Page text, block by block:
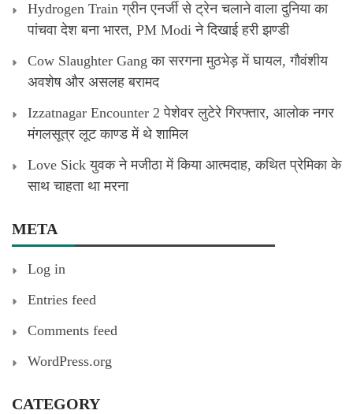
Hydrogen Train ग्रीन एनर्जी से ट्रेन चलाने वाला दुनिया का
पांचवा देश बना भारत, PM Modi ने दिखाई हरी झण्डी
Cow Slaughter Gang का सरगना मुठभेड़ में घायल, गौवंशीय
अवशेष और असलह बरामद
Izzatnagar Encounter 2 पेशेवर लुटेरे गिरफ्तार, आलोक नगर
मंगलसूत्र लूट काण्‍ड में थे शामिल
Love Sick युवक ने मजीठा में किया आत्मदाह, कथित प्रेमिका के
साथ चाहता था मरना
META
Log in
Entries feed
Comments feed
WordPress.org
CATEGORY